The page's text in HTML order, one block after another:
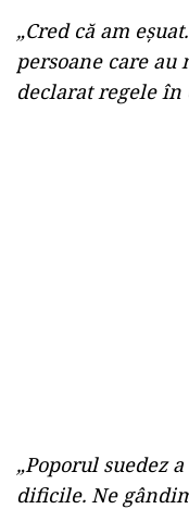
„Cred că am
persoane care au
declarat regele
„Poporul suedez
dificile. Ne